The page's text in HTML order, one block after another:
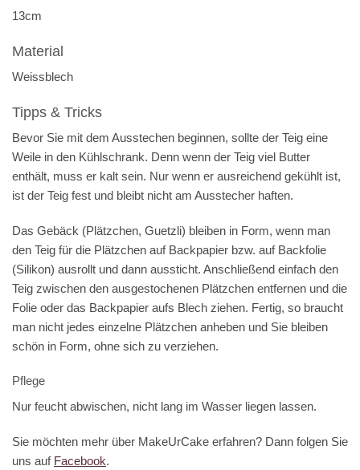
13cm
Material
Weissblech
Tipps & Tricks
Bevor Sie mit dem Ausstechen beginnen, sollte der Teig eine
Weile in den Kühlschrank. Denn wenn der Teig viel Butter
enthält, muss er kalt sein. Nur wenn er ausreichend gekühlt ist,
ist der Teig fest und bleibt nicht am Ausstecher haften.
Das Gebäck (Plätzchen, Guetzli) bleiben in Form, wenn man
den Teig für die Plätzchen auf Backpapier bzw. auf Backfolie
(Silikon) ausrollt und dann aussticht. Anschließend einfach den
Teig zwischen den ausgestochenen Plätzchen entfernen und die
Folie oder das Backpapier aufs Blech ziehen. Fertig, so braucht
man nicht jedes einzelne Plätzchen anheben und Sie bleiben
schön in Form, ohne sich zu verziehen.
Pflege
Nur feucht abwischen, nicht lang im Wasser liegen lassen.
Sie möchten mehr über MakeUrCake erfahren? Dann folgen Sie
uns auf Facebook.